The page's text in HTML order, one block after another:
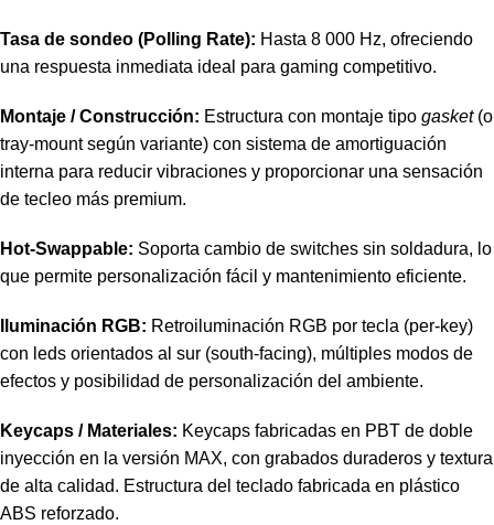
Tasa de sondeo (Polling Rate): Hasta 8 000 Hz, ofreciendo
una respuesta inmediata ideal para gaming competitivo.
Montaje / Construcción: Estructura con montaje tipo gasket(o
tray-mount según variante) con sistema de amortiguación
interna para reducir vibraciones y proporcionar una sensación
de tecleo más premium.
Hot-Swappable: Soporta cambio de switches sin soldadura, lo
que permite personalización fácil y mantenimiento eficiente.
Iluminación RGB: Retroiluminación RGB por tecla (per-key)
con leds orientados al sur (south-facing), múltiples modos de
efectos y posibilidad de personalización del ambiente.
Keycaps / Materiales: Keycaps fabricadas en PBT de doble
inyección en la versión MAX, con grabados duraderos y textura
de alta calidad. Estructura del teclado fabricada en plástico
ABS reforzado.